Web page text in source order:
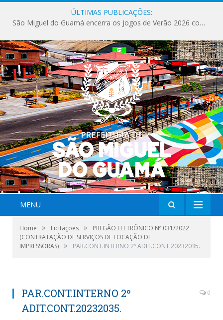
ÚLTIMAS PUBLICAÇÕES:
São Miguel do Guamá encerra os Jogos de Verão 2026 com sucesso de público e competições.
MENU
Home » Licitações »
PREGÃO ELETRÔNICO Nº 031/2022
(CONTRATAÇÃO DE SERVIÇOS DE LOCAÇÃO DE
IMPRESSORAS) » PAR.CONT.INTERNO 2º ADIT.CONT.20232035.
PAR.CONT.INTERNO 2º
ADIT.CONT.20232035.
0